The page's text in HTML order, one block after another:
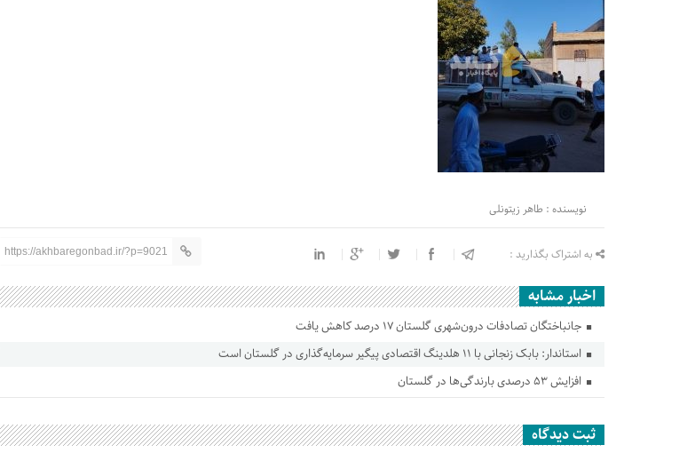
نویسنده : طاهر زیتونلی
به اشتراک بگذارید : https://akhbaregonbad.ir/?p=9021
اخبار مشابه
جانباختگان تصادفات درون‌شهری گلستان ۱۷ درصد کاهش یافت
استاندار: بابک زنجانی با ۱۱ هلدینگ اقتصادی پیگیر سرمایه‌گذاری در گلستان است
افزایش ۵۳ درصدی بارندگی‌ها در گلستان
ثبت دیدگاه